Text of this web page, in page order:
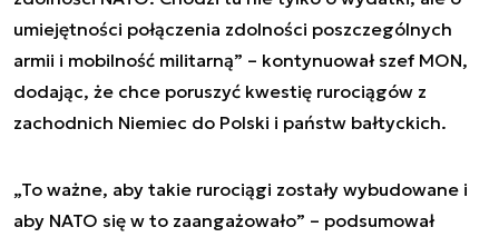
umiejętności połączenia zdolności poszczególnych
armii i mobilność militarną” – kontynuował szef MON,
dodając, że chce poruszyć kwestię rurociągów z
zachodnich Niemiec do Polski i państw bałtyckich.
„To ważne, aby takie rurociągi zostały wybudowane i
aby NATO się w to zaangażowało” – podsumował